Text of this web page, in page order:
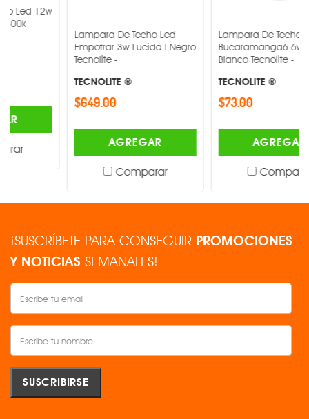
Lampara De Techo Led
Empotrar 3w Lucida I Negro
TECNOLITE ®
$649.00
AGREGAR
Comparar
Lampara De Techo Led
Bucaramanga6 6w 4000k
Blanco Tecnolite -
TECNOLITE ®
AGREGAR
Comparar
¡SUSCRÍBETE PARA CONSEGUIR PROMOCIONES
Y NOTICIAS SEMANALES!